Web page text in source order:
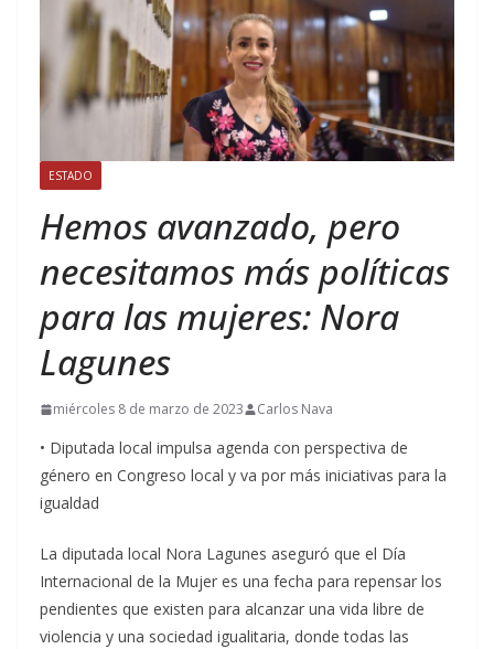
ESTADO
Hemos avanzado, pero
necesitamos más políticas
para las mujeres: Nora
Lagunes
miércoles 8 de marzo de 2023 Carlos Nava
• Diputada local impulsa agenda con perspectiva de
género en Congreso local y va por más iniciativas para la
igualdad
La diputada local Nora Lagunes aseguró que el Día
Internacional de la Mujer es una fecha para repensar los
pendientes que existen para alcanzar una vida libre de
violencia y una sociedad igualitaria, donde todas las